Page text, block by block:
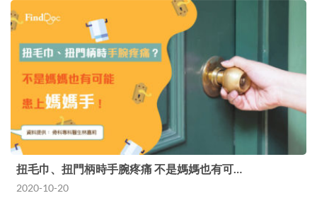
扭毛巾、扭門柄時手腕疼痛 不是媽媽也有可…
2020-10-20